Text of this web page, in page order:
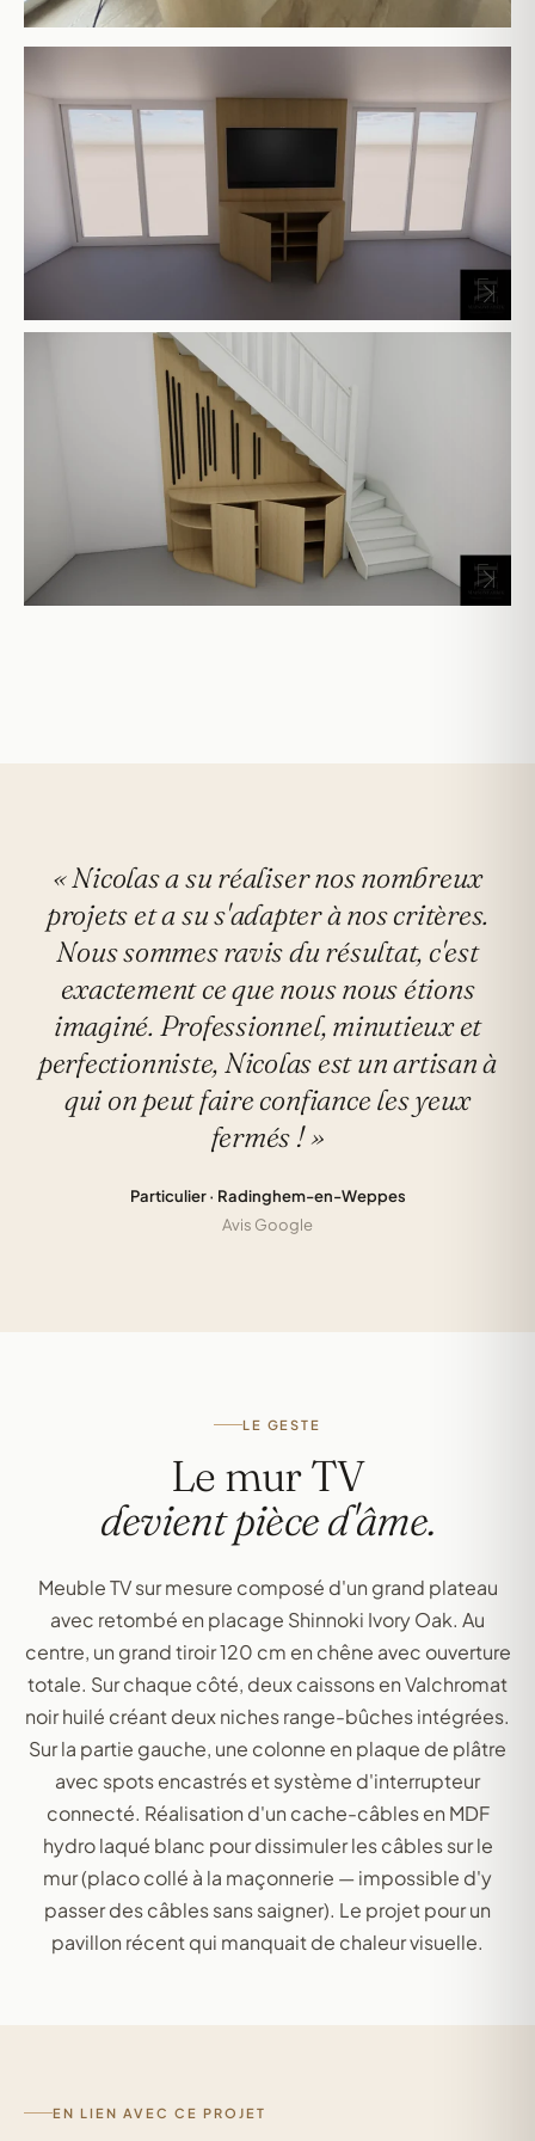
« Nicolas a su réaliser nos nombreux
projets et a su s'adapter à nos critères.
Nous sommes ravis du résultat, c'est
exactement ce que nous nous étions
imaginé. Professionnel, minutieux et
perfectionniste, Nicolas est un artisan à
qui on peut faire confiance les yeux
fermés ! »
Particulier · Radinghem-en-Weppes
Avis Google
LE GESTE
Le mur TV
devient pièce d'âme.
Meuble TV sur mesure composé d'un grand plateau
avec retombé en placage Shinnoki Ivory Oak. Au
centre, un grand tiroir 120 cm en chêne avec ouverture
totale. Sur chaque côté, deux caissons en Valchromat
noir huilé créant deux niches range-bûches intégrées.
Sur la partie gauche, une colonne en plaque de plâtre
avec spots encastrés et système d'interrupteur
connecté. Réalisation d'un cache-câbles en MDF
hydro laqué blanc pour dissimuler les câbles sur le
mur (placo collé à la maçonnerie — impossible d'y
passer des câbles sans saigner). Le projet pour un
pavillon récent qui manquait de chaleur visuelle.
EN LIEN AVEC CE PROJET